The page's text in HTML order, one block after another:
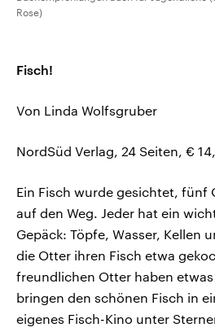
Rose)
Fisch!
Von Linda Wolfsgruber
NordSüd Verlag, 24 Seiten, €
Ein Fisch wurde gesichtet, fünf
auf den Weg. Jeder hat ein
Gepäck: Töpfe, Wasser, Kellen
die Otter ihren Fisch etwa
freundlichen Otter haben
bringen den schönen Fisch in
eigenes Fisch-Kino unter